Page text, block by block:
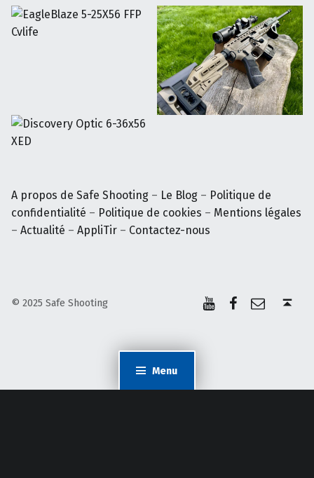
Menu
A propos de Safe Shooting – Le Blog – Politique de
confidentialité – Politique de cookies – Mentions légales
– Actualité – AppliTir – Contactez-nous
© 2025 Safe Shooting